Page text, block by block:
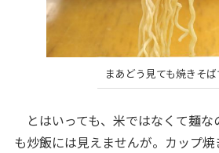
まあどう見ても焼きそ
とはいっても、米ではなくて麺な
も炒飯には見えませんが。カップ